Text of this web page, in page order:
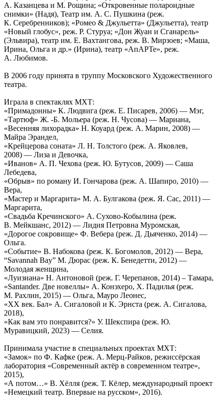
А. Казанцева и М. Рощина; «Откровенные полароидные
снимки» (Надя), Театр им. А. С. Пушкина (реж.
К. Серебренников); «Ромео & Джульетта» (Джульетта), театр
«Новый глобус», реж. Р. Стуруа; «Дон Жуан и Сганарель»
(Эльвира), театр им. Е. Вахтангова, реж. В. Мирзоев; «Маша,
Ирина, Ольга и др.» (Ирина), театр «АпАРТе», реж.
А. Любимов.
В 2006 году принята в труппу Московского Художественного
театра.
Играла в спектаклях МХТ:
«Примадонны» К. Людвига (реж. Е. Писарев, 2006) — Мэг,
«Тартюф» Ж. -Б. Мольера (реж. Н. Чусова) — Мариана,
«Весенняя лихорадка» Н. Коуард (реж. А. Марин, 2008) —
Майра Эрандел,
«Крейцерова соната» Л. Н. Толстого (реж. А. Яковлев,
2008) — Лиза и Девочка,
«Иванов» А. П. Чехова (реж. Ю. Бутусов, 2009) — Саша
Лебедева,
«Обрыв» по роману И. Гончарова (реж. А. Шапиро, 2010) —
Вера,
«Мастер и Маргарита» М. А. Булгакова (реж. Я. Сас, 2011) —
Маргарита,
«Свадьба Кречинского» А. Сухово-Кобылина (реж.
В. Мейкшанс, 2012) — Лидия Петровна Муромская,
«Дорогое сокровище» Ф. Вебера (реж. Д. Дьяченко, 2014) —
Ольга.
«Событие» В. Набокова (реж. К. Богомолов, 2012) — Вера,
“Savannah Bay” М. Дюрас (реж. К. Бенедетти, 2012) —
Молодая женщина,
«Луизиана» Н. Антоновой (реж. Г. Черепанов, 2014) – Тамара,
«Santander. Две новеллы» А. Конэхеро, Х. Падилья (реж.
М. Рахлин, 2015) — Ольга, Мауро Леонес,
«ХХ век. Бал» А. Сигаловой и К. Эрнста (реж. А. Сигалова,
2018),
«Как вам это понравится?» У. Шекспира (реж. Ю.
Муравицкий, 2023) — Селия.
Принимала участие в специальных проектах МХТ:
«Замок» по Ф. Кафке (реж. А. Мерц-Райков, режиссёрская
лаборатория «Современный актёр в современном театре»,
2015),
«А потом…» В. Хёлля (реж. Т. Кёлер, международный проект
«Немецкий театр. Впервые на русском», 2016).